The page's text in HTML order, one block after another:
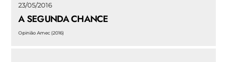
23/05/2016
A SEGUNDA CHANCE
Opinião Amec (2016)